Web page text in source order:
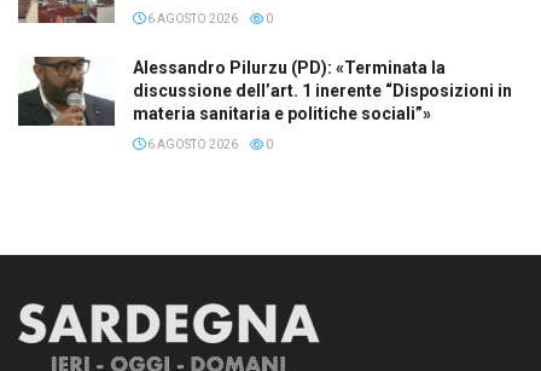
6 AGOSTO 2026 0
Alessandro Pilurzu (PD): «Terminata la
discussione dell’art. 1 inerente “Disposizioni in
materia sanitaria e politiche sociali”»
6 AGOSTO 2026 0